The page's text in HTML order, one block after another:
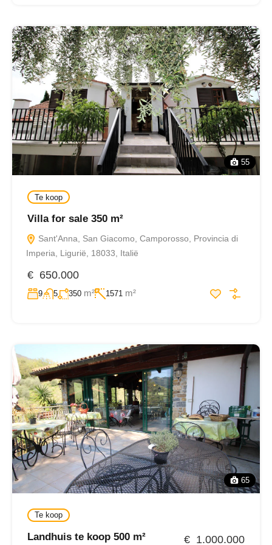
55
Te koop
Villa for sale 350 m²
Sant'Anna, San Giacomo, Camporosso, Provincia di
Imperia, Ligurië, 18033, Italië
€ 650.000
9 5 350 m² 1571 m²
65
Te koop
Landhuis te koop 500 m² € 1.000.000